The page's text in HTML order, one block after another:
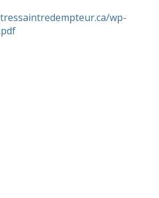
wp-